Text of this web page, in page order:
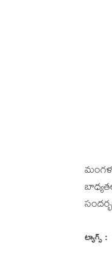
ట్యాగ్స్ :